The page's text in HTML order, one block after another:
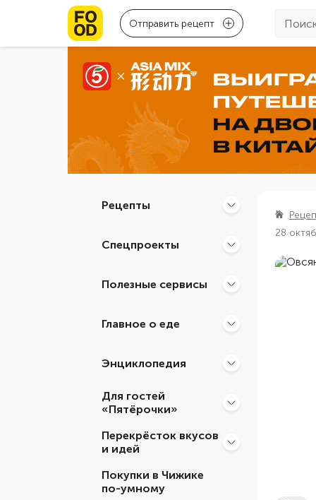
Отправить рецепт
Рецепты
Спецпроекты
Полезные сервисы
Главное о еде
Энциклопедия
Для гостей
«Пятёрочки»
Перекрёсток вкусов
и идей
Покупки в Чижике
по-умному
28